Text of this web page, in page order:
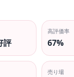
評
高評価率
67%
売り場